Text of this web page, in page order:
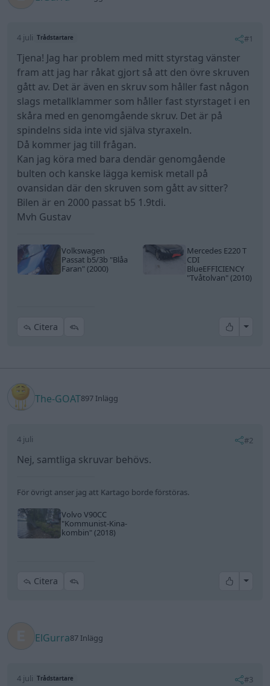
4 juli Trådstartare #1
Tjena! Jag har problem med mitt styrstag vänster
fram att jag har råkat gjort så att den övre skruven
gått av. Det är även en skruv som håller fast någon
slags metallklammer som håller fast styrstaget i en
skåra med en genomgående skruv. Det är på
spindelns sida inte vid själva styraxeln.
Då kommer jag till frågan.
Kan jag köra med bara dendär genomgående
bulten och kanske lägga kemisk metall på
ovansidan där den skruven som gått av sitter?
Bilen är en 2000 passat b5 1.9tdi.
Mvh Gustav
Volkswagen
Passat b5/3b "Blåa
Faran"(2000)
Mercedes E220 T
CDI
BlueEFFICIENCY
"Tvåtolvan"(2010)
Citera All
The-GOAT897 Inlägg
4 juli #2
Nej, samtliga skruvar behövs.
För övrigt anser jag att Kartago borde förstöras.
Volvo V90CC
"Kommunist-Kina-
kombin"(2018)
Citera All
ElGurra87 Inlägg
4 juli Trådstartare #3